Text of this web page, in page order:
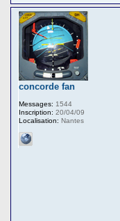
concorde fan
Messages: 1544
Inscription: 20/04/09
Localisation: Nantes